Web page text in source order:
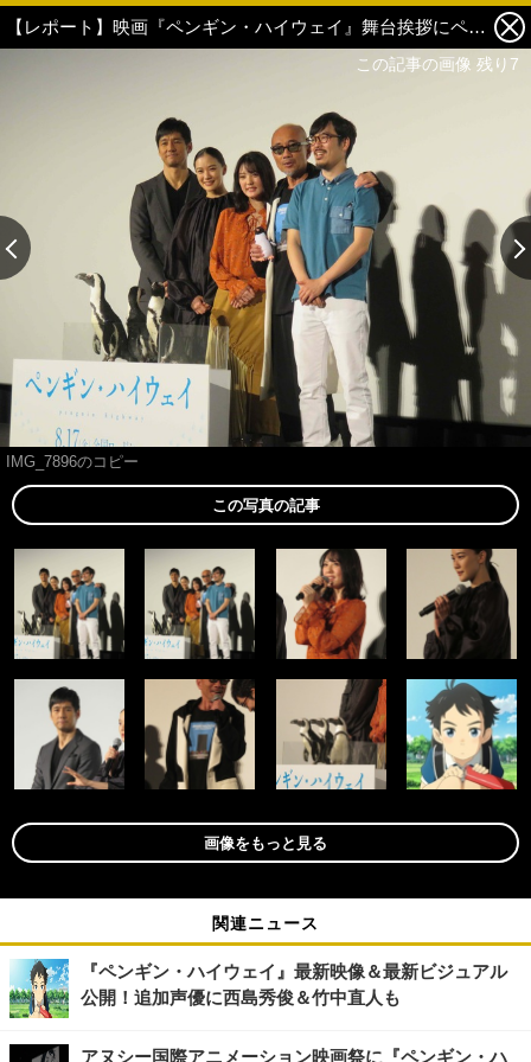
【レポート】映画『ペンギン・ハイウェイ』舞台挨拶にペンギン登場！北香那＆蒼井優も可愛さに夢中！ 1枚目の写真・画像
IMG_7896のコピー
この写真の記事
画像をもっと見る
関連ニュース
『ペンギン・ハイウェイ』最新映像＆最新ビジュアル
公開！追加声優に西島秀俊＆竹中直人も
アヌシー国際アニメーション映画祭に『ペンギン・ハ
この記事の画像 残り7